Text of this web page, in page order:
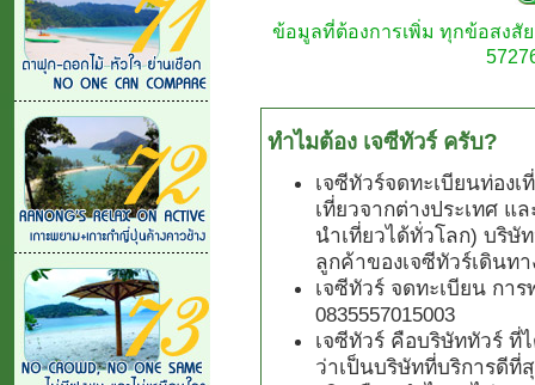
ข้อมูลที่ต้องการเพิ่ม ทุกข้อสงสั
ทำไมต้อง เจซีทัวร์ ครับ?
เจซีทัวร์จดทะเบียนท่องเ
เที่ยวจากต่างประเทศ แ
นำเที่ยวได้ทั่วโลก) บริษั
ลูกค้าของเจซีทัวร์เดินทา
เจซีทัวร์ จดทะเบียน กา
0835557015003
เจซีทัวร์ คือบริษัททัวร์ ที่
ว่าเป็นบริษัทที่บริการดีที่